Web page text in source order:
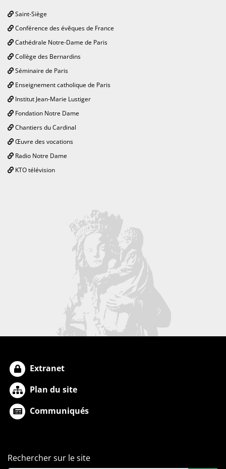
Saint-Siège
Conférence des évêques de France
Cathédrale Notre-Dame de Paris
Collège des Bernardins
Séminaire de Paris
Enseignement catholique de Paris
Institut Jean-Marie Lustiger
Fondation Notre Dame
Chantiers du Cardinal
Œuvre des vocations
Radio Notre Dame
KTO télévision
Extranet
Plan du site
Communiqués
Rechercher sur le site